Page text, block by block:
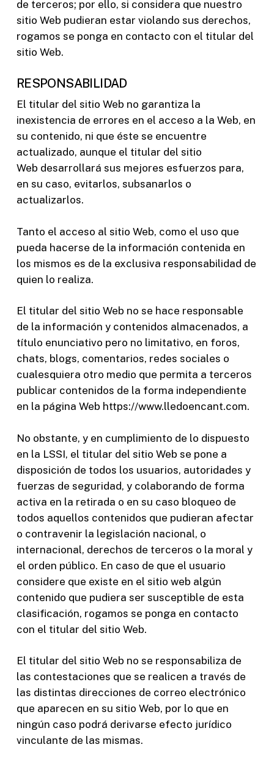
de terceros; por ello, si considera que nuestro
sitio Web pudieran estar violando sus derechos,
rogamos se ponga en contacto con el titular del
sitio Web.
RESPONSABILIDAD
El titular del sitio Web no garantiza la
inexistencia de errores en el acceso a la Web, en
su contenido, ni que éste se encuentre
actualizado, aunque el titular del sitio
Web desarrollará sus mejores esfuerzos para,
en su caso, evitarlos, subsanarlos o
actualizarlos.
Tanto el acceso al sitio Web, como el uso que
pueda hacerse de la información contenida en
los mismos es de la exclusiva responsabilidad de
quien lo realiza.
El titular del sitio Web no se hace responsable
de la información y contenidos almacenados, a
título enunciativo pero no limitativo, en foros,
chats, blogs, comentarios, redes sociales o
cualesquiera otro medio que permita a terceros
publicar contenidos de la forma independiente
en la página Web https://www.lledoencant.com.
No obstante, y en cumplimiento de lo dispuesto
en la LSSI, el titular del sitio Web se pone a
disposición de todos los usuarios, autoridades y
fuerzas de seguridad, y colaborando de forma
activa en la retirada o en su caso bloqueo de
todos aquellos contenidos que pudieran afectar
o contravenir la legislación nacional, o
internacional, derechos de terceros o la moral y
el orden público. En caso de que el usuario
considere que existe en el sitio web algún
contenido que pudiera ser susceptible de esta
clasificación, rogamos se ponga en contacto
con el titular del sitio Web.
El titular del sitio Web no se responsabiliza de
las contestaciones que se realicen a través de
las distintas direcciones de correo electrónico
que aparecen en su sitio Web, por lo que en
ningún caso podrá derivarse efecto jurídico
vinculante de las mismas.